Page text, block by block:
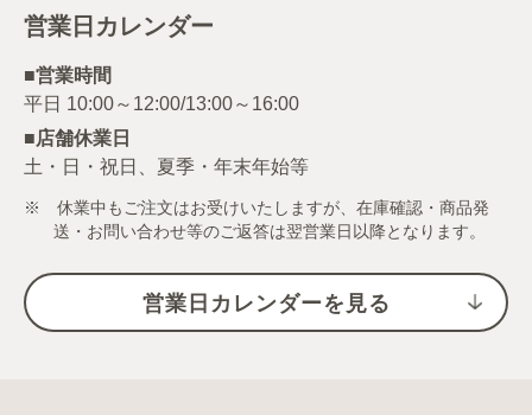
営業日カレンダー
■営業時間
■店舗休業日
土・日・祝日、夏季・年末年始等
※ 休業中もご注文はお受けいたしますが、在庫確認・商品発
送・お問い合わせ等のご返答は翌営業日以降となります。
営業日カレンダーを見る